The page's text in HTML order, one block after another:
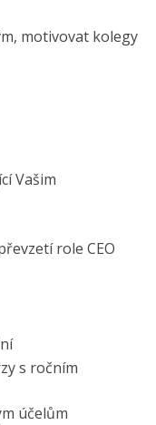
motivovat kolegy
Vašim
role CEO
s ročním
účelům